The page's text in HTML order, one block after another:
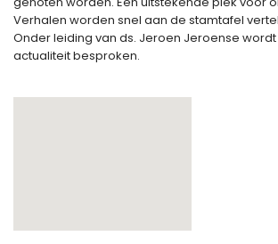
Verhalen worden snel aan de stamtafel
Onder leiding van ds. Jeroen Jeroense
actualiteit besproken.